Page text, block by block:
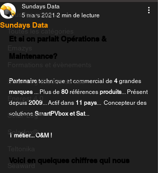
Tous les posts
Toutes les catégories
Solar-Log-Etudes de cas
Enerest 4.0
Solar-Log™
Solarfox®
Seaward
Sundays Data
Sundays Data
5 mars 2021 2 min de lecture
Et si on parlait Opérations &
Maintenance?
Partenaire technique et commercial de 4 grandes
marques ... Plus de 80 références produits... Présent
depuis 2009... Actif dans 11 pays...  Concepteur des
solutions SmartPVbox et Sat...
1 métier... O&M !
Voici en quelques chiffres qui nous